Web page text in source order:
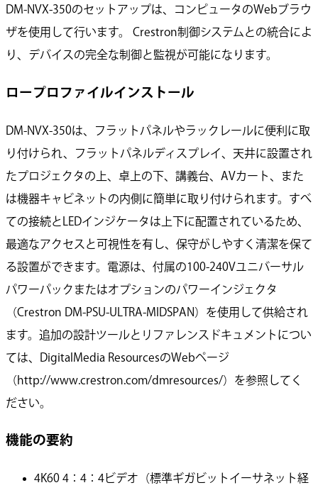
DM-NVX-350のセットアップは、コンピュータのWebブラウ
ザを使用して行います。 Crestron制御システムとの統合によ
り、デバイスの完全な制御と監視が可能になります。
ロープロファイルインストール
DM-NVX-350は、フラットパネルやラックレールに便利に取
り付けられ、フラットパネルディスプレイ、天井に設置され
たプロジェクタの上、卓上の下、講義台、AVカート、また
は機器キャビネットの内側に簡単に取り付けられます。すべ
ての接続とLEDインジケータは上下に配置されているため、
最適なアクセスと可視性を有し、保守がしやすく清潔を保て
る設置ができます。電源は、付属の100-240Vユニバーサル
パワーパックまたはオプションのパワーインジェクタ
（Crestron DM-PSU-ULTRA-MIDSPAN）を使用して供給され
ます。追加の設計ツールとリファレンスドキュメントについ
ては、DigitalMedia ResourcesのWebページ
（http://www.crestron.com/dmresources/）を参照してく
ださい。
機能の要約
4K60 4：4：4ビデオ（標準ギガビットイーサネット経